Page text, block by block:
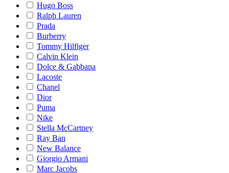
Hugo Boss
Ralph Lauren
Prada
Burberry
Tommy Hilfiger
Calvin Klein
Dolce & Gabbana
Lacoste
Chanel
Dior
Puma
Nike
Stella McCartney
Ray Ban
New Balance
Giorgio Armani
Marc Jacobs